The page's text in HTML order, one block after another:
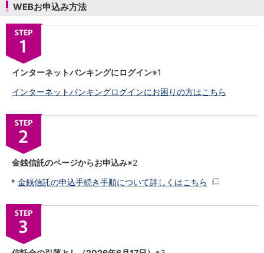
WEBお申込み方法
インターネットバンキングにログイン※1
インターネットバンキングログインにお困りの方はこちら
金銭信託のページからお申込み※2
金銭信託の申込手続き手順について詳しくはこちら